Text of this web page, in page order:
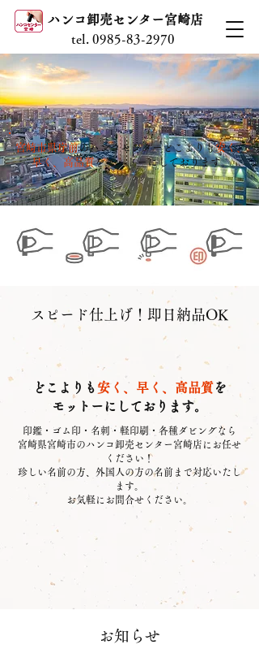
ハンコ卸売センター宮崎店
tel. 0985-83-2970
宮崎市県庁前のハンコセンターどこよりも安く、
早く、高品質をモットーにしております。
スピード仕上げ！即日納品OK
どこよりも 安く、早く、高品質を
モットーにしております。
印鑑・ゴム印・名刺・軽印刷・各種ダビングなら
宮崎県宮崎市のハンコ卸売センター宮崎店にお任せ
ください！
珍しい名前の方、外国人の方の名前まで対応いたし
ます。
お気軽にお問合せください。
お知らせ